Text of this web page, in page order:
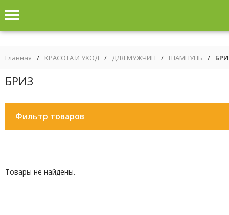
Главная / КРАСОТА И УХОД / ДЛЯ МУЖЧИН / ШАМПУНЬ /
БРИЗ
Фильтр товаров
Товары не найдены.